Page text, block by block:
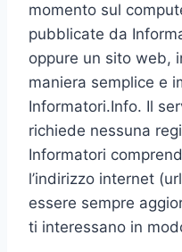
momento sul
pubblicate da
oppure un sito web,
maniera semplice e
Informatori.Info. Il
richiede nessuna
Informatori
l’indirizzo internet
essere sempre
ti interessano in